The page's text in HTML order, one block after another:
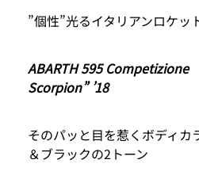
”個性”光るイタリアンロケッ
ABARTH 595 Competizione
Scorpion” ’18
そのパッと目を惹くボディカ
＆ブラックの2トーン